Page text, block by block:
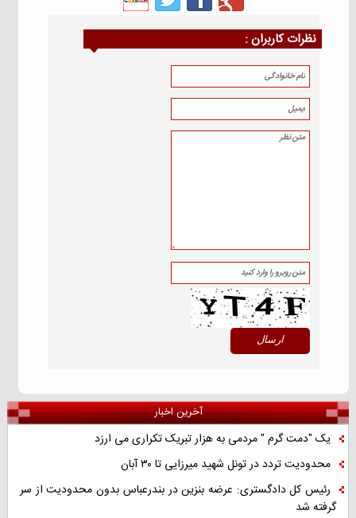
نظرات كاربران :
آخرین اخبار
یک "دمت گرم " مردمی به هزار تبریک تکراری می ارزد
محدودیت تردد در تونل شهید میرزایی تا ۳۰ آبان
رئیس کل دادگستری: عرضه بنزین در بندرعباس بدون محدودیت از سر
گرفته شد